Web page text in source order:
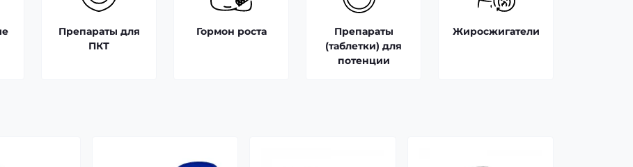
Препараты для
ПКТ
Гормон роста
Препараты
(таблетки) для
потенции
Жиросжигатели